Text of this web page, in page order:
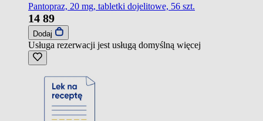
Pantopraz, 20 mg, tabletki dojelitowe, 56 szt.
14 89
Dodaj
Usługa rezerwacji jest usługą domyślną więcej